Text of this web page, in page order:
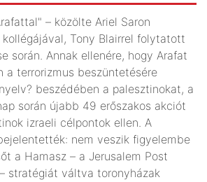
– közölte Ariel Saron
Tony Blairrel folytatott
során. Annak ellenére, hogy Arafat
a terrorizmus beszüntetésére
beszédében a palesztinokat, a
során újabb 49 erőszakos akciót
izraeli célpontok ellen. A
nem veszik figyelembe
a Hamasz – a Jerusalem Post
stratégiát váltva toronyházak